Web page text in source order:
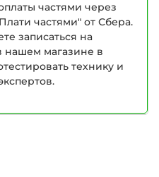
частями через
частями" от Сбера.
записаться на
нашем магазине в
технику и